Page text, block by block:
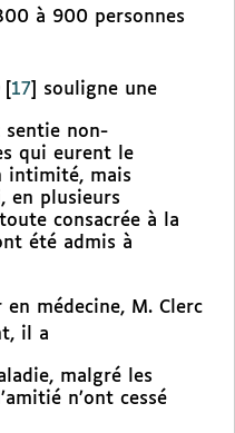
à 900 personnes
[ 17 souligne une
sentie non-
qui eurent le
intimité, mais
en plusieurs
consacrée à la
été admis à
médecine, M. Clerc
il a
malgré les
n’ont cessé